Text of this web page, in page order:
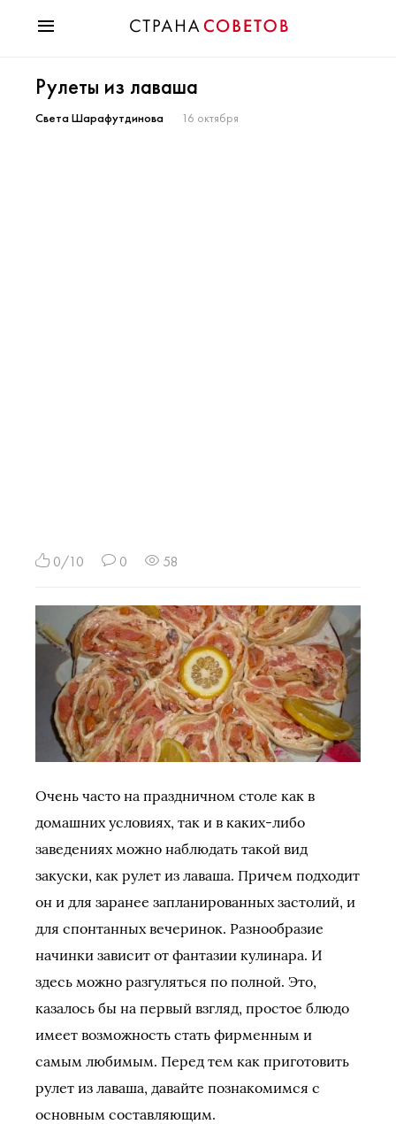
Мода
Звезды
Рулеты из лаваша
Света Шарафутдинова 16 октября
0/10 0 58
Очень часто на праздничном столе как в
домашних условиях, так и в каких-либо
заведениях можно наблюдать такой вид
закуски, как рулет из лаваша. Причем подходит
он и для заранее запланированных застолий, и
для спонтанных вечеринок. Разнообразие
начинки зависит от фантазии кулинара. И
здесь можно разгуляться по полной. Это,
казалось бы на первый взгляд, простое блюдо
имеет возможность стать фирменным и
самым любимым. Перед тем как приготовить
рулет из лаваша, давайте познакомимся с
основным составляющим.